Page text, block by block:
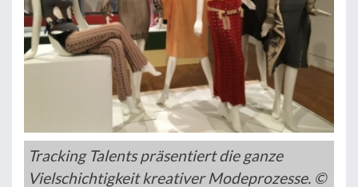
Tracking Talents präsentiert die ganze
Vielschichtigkeit kreativer Modeprozesse. ©